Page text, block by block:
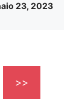
23, 2023
>>